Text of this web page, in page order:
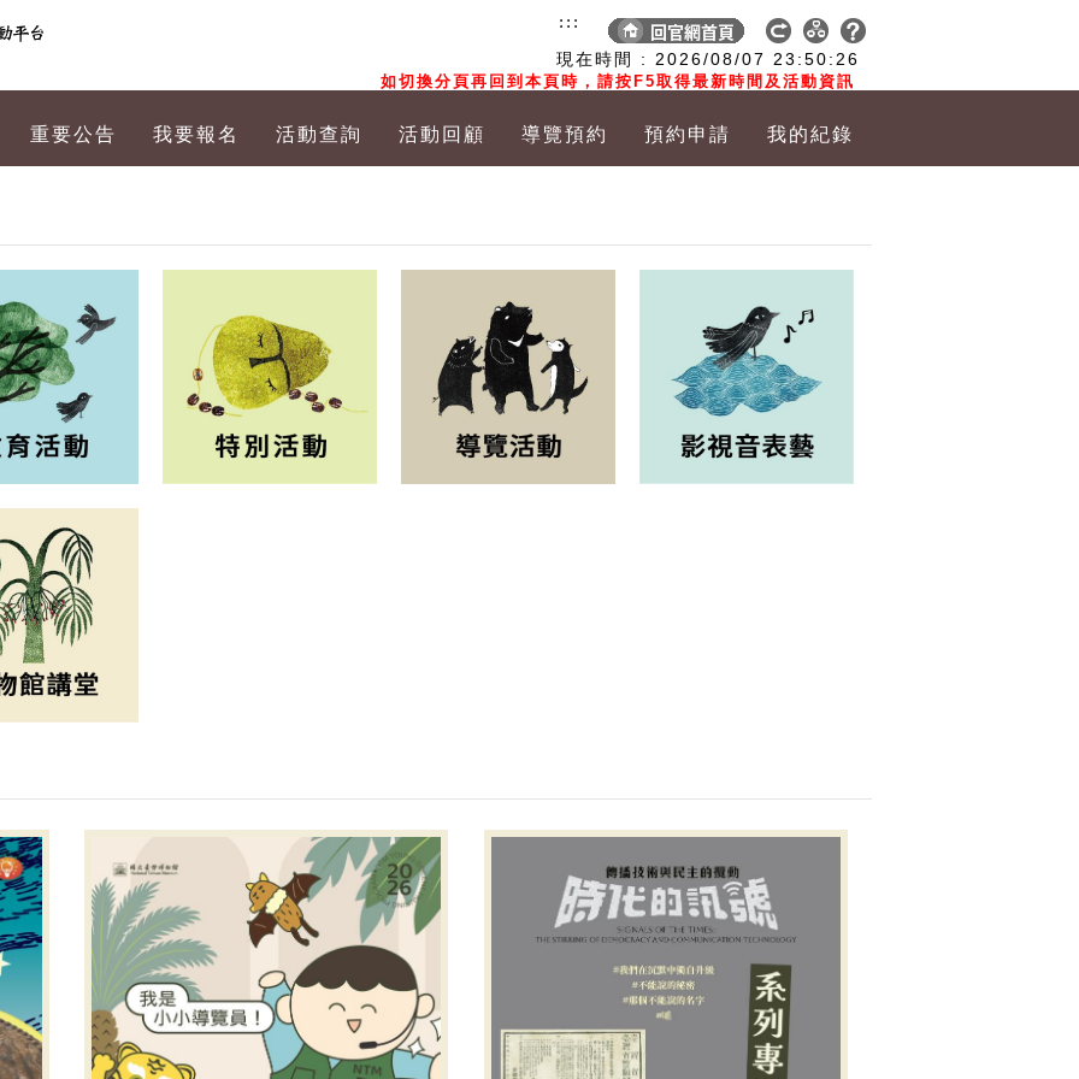
現在時間 : 2026/08/07 23:50:27
如切換分頁再回到本頁時，請按F5取得最新時間及活動資訊
:::
重要公告 我要報名 活動查詢 活動回顧 導覽預約 預約申請 我的紀錄